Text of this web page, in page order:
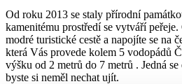
Od roku 2013 se staly přírodní
kamenitému prostředí se vytváří
modré turistické cestě a napojíte se na
která Vás provede kolem 5 vodopádů
výšku od 2 metrů do 7 metrů . Jedná
byste si neměl nechat ujít.